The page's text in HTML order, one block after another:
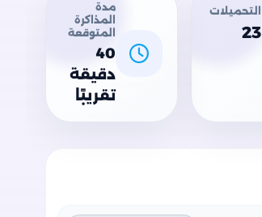
التحميلات
23
مدة
المذاكرة
المتوقعة
40
دقيقة
تقريبًا